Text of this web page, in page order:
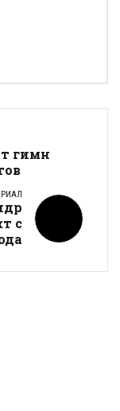
гимн
с